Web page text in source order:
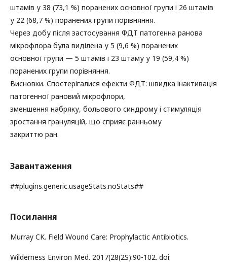
штамів у 38 (73,1 %) поранених основної групи і 26 штамів
у 22 (68,7 %) поранених групи порівняння.
Через добу після застосування ФДТ патогенна ранова
мікрофлора була виділена у 5 (9,6 %) поранених
основної групи — 5 штамів і 23 штаму у 19 (59,4 %)
поранених групи порівняння.
Висновки. Спостерігалися ефекти ФДТ: швидка інактивація
патогенної рановий мікрофлори,
зменшення набряку, больового синдрому і стимуляція
зростання грануляцій, що сприяє ранньому
закриттю ран.
Завантаження
##plugins.generic.usageStats.noStats##
Посилання
Murray CK. Field Wound Care: Prophylactic Antibiotics.
Wilderness Environ Med. 2017(28(2S):90-102. doi: